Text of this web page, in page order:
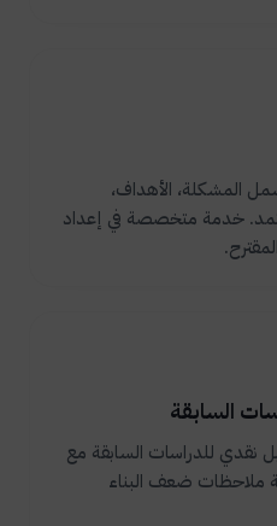
المشكلة، الأهداف،
خدمة متخصصة في إعداد
السابقة
نقدي للدراسات السابقة مع
ملاحظات ضعف البناء